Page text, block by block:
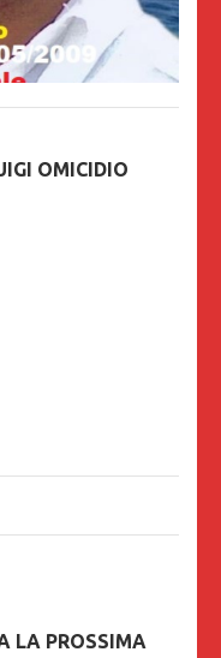
OMICIDIO
LA PROSSIMA